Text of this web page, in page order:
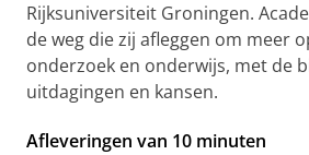
Rijksuniversiteit Groningen.
de weg die zij afleggen om meer
onderzoek en onderwijs, met de
uitdagingen en kansen.
Afleveringen van 10 minuten